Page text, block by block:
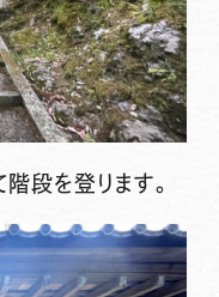
段を登ります。